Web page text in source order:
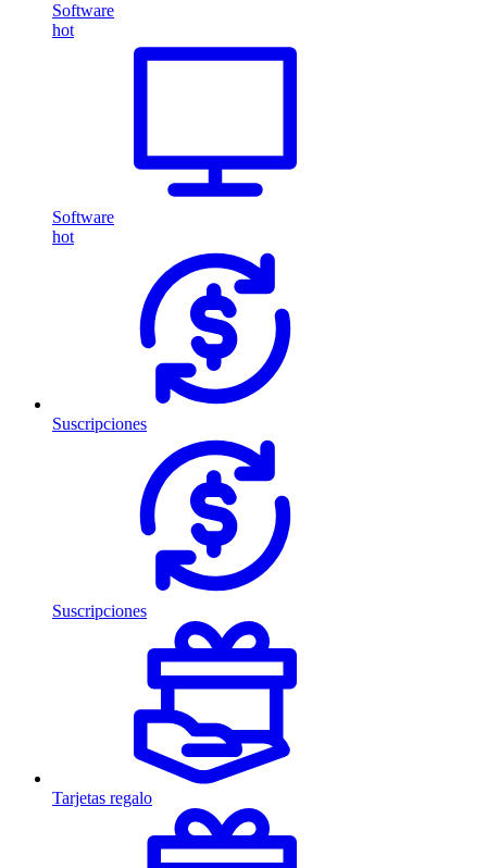
Software
hot
Software
hot
Suscripciones
Suscripciones
Tarjetas regalo